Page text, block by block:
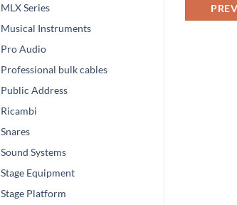
MLX Series
Musical Instruments
Pro Audio
Professional bulk cables
Public Address
Ricambi
Snares
Sound Systems
Stage Equipment
Stage Platform